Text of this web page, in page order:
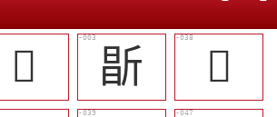
󶿺 㫀
󷀉